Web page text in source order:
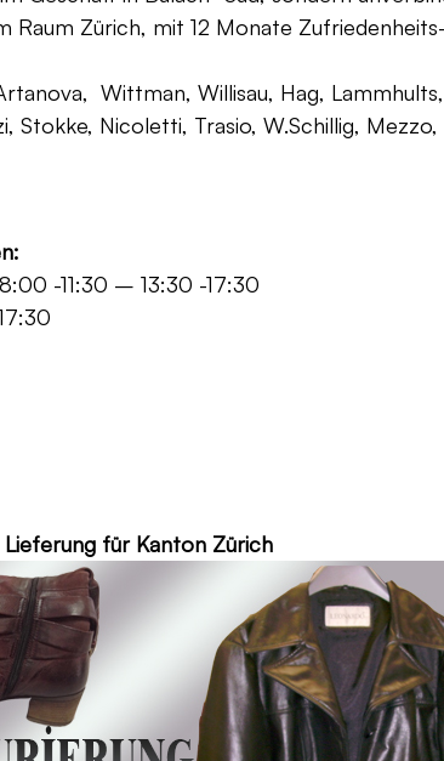
Zürich, mit 12 Monate
Wittman, Willisau, Hag,
Nicoletti, Trasio, W.Schillig,
13:30 -17:30
Zürich